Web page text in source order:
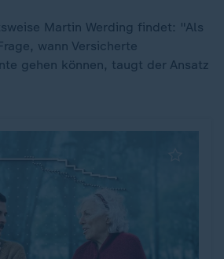
Martin Werding findet: "Als
wann Versicherte
gehen können, taugt der Ansatz